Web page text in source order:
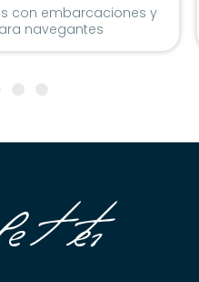
con embarcaciones y
navegantes